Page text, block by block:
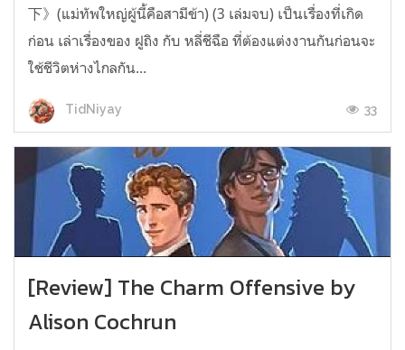
下》(แม่ทัพใหญ่ผู้นี้คือสามีข้า) (3 เล่มจบ) เป็นเรื่องที่เกิด
ก่อน เล่าเรื่องของ ฝูถิง กับ หลี่ชีฉือ ที่ต้องแต่งงานกันก่อนจะ
ใช้ชีวิตห่างไกลกัน...
TidNiyay 33
[Review] The Charm Offensive by
Alison Cochrun